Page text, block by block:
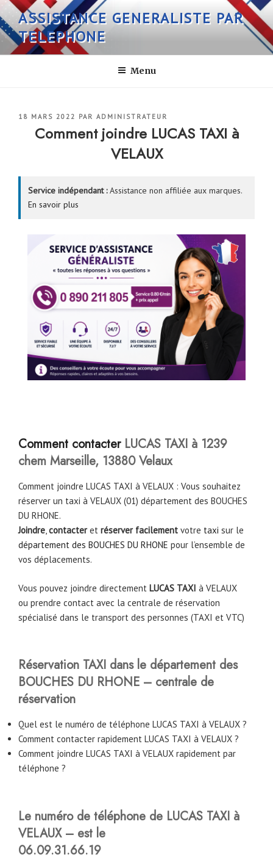
Aller
au
contenu
principal
ASSISTANCE GENERALISTE PAR
TELEPHONE
Menu
PUBLIÉ
18 MARS 2022 PAR ADMINISTRATEUR
Comment joindre LUCAS TAXI à
VELAUX
Service indépendant :Assistance non affiliée aux marques.
En savoir plus
Comment contacterLUCAS TAXI à 1239
chem Marseille, 13880 Velaux
Comment joindre LUCAS TAXI à VELAUX : Vous souhaitez
réserver un taxi à VELAUX (01) département des BOUCHES
DU RHONE.
Joindre,contacteret réserver facilement votre taxi sur le
département des BOUCHES DU RHONE pour l’ensemble de
vos déplacements.
Vous pouvez joindre directement LUCAS TAXI à VELAUX
ou prendre contact avec la centrale de réservation
spécialisé dans le transport des personnes (TAXI et VTC)
Réservation TAXI dans le département des
BOUCHES DU RHONE – centrale de
réservation
Quel est le numéro de téléphone LUCAS TAXI à VELAUX ?
Comment contacter rapidement LUCAS TAXI à VELAUX ?
Comment joindre LUCAS TAXI à VELAUX rapidement par
téléphone ?
Le numéro de téléphone de LUCAS TAXI à
VELAUX – est le
06.09.31.66.19